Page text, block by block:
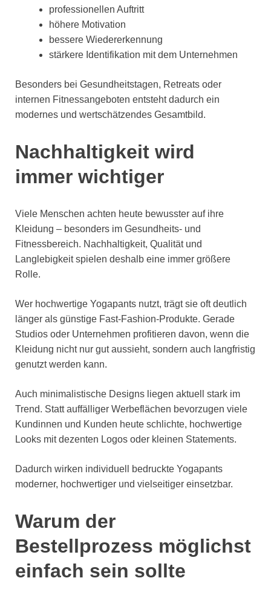
professionellen Auftritt
höhere Motivation
bessere Wiedererkennung
stärkere Identifikation mit dem Unternehmen
Besonders bei Gesundheitstagen, Retreats oder
internen Fitnessangeboten entsteht dadurch ein
modernes und wertschätzendes Gesamtbild.
Nachhaltigkeit wird
immer wichtiger
Viele Menschen achten heute bewusster auf ihre
Kleidung – besonders im Gesundheits- und
Fitnessbereich. Nachhaltigkeit, Qualität und
Langlebigkeit spielen deshalb eine immer größere
Rolle.
Wer hochwertige Yogapants nutzt, trägt sie oft deutlich
länger als günstige Fast-Fashion-Produkte. Gerade
Studios oder Unternehmen profitieren davon, wenn die
Kleidung nicht nur gut aussieht, sondern auch langfristig
genutzt werden kann.
Auch minimalistische Designs liegen aktuell stark im
Trend. Statt auffälliger Werbeflächen bevorzugen viele
Kundinnen und Kunden heute schlichte, hochwertige
Looks mit dezenten Logos oder kleinen Statements.
Dadurch wirken individuell bedruckte Yogapants
moderner, hochwertiger und vielseitiger einsetzbar.
Warum der
Bestellprozess möglichst
einfach sein sollte